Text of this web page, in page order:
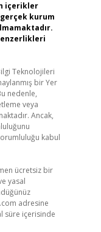
içerikler
kurum
Teknolojileri
bir Yer
nedenle,
veya
Ancak,
kabul
ücretsiz bir
yasal
adresine
süre içerisinde